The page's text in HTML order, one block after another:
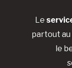
Le
partout au
le